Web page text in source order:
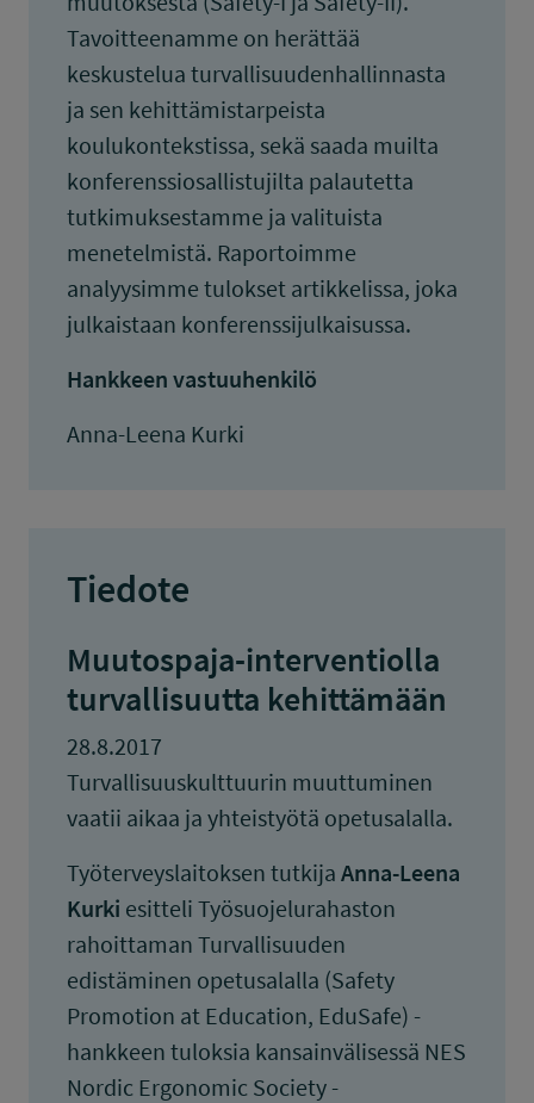
Tavoitteenamme on herättää
keskustelua turvallisuudenhallinnasta
ja sen kehittämistarpeista
koulukontekstissa, sekä saada muilta
konferenssiosallistujilta palautetta
tutkimuksestamme ja valituista
menetelmistä. Raportoimme
analyysimme tulokset artikkelissa, joka
julkaistaan konferenssijulkaisussa.
Hankkeen vastuuhenkilö
Anna-Leena Kurki
Tiedote
Muutospaja-interventiolla
turvallisuutta kehittämään
28.8.2017
Turvallisuuskulttuurin muuttuminen
vaatii aikaa ja yhteistyötä opetusalalla.
Työterveyslaitoksen tutkija Anna-Leena
Kurki esitteli Työsuojelurahaston
rahoittaman Turvallisuuden
edistäminen opetusalalla (Safety
Promotion at Education, EduSafe) -
hankkeen tuloksia kansainvälisessä NES
Nordic Ergonomic Society -